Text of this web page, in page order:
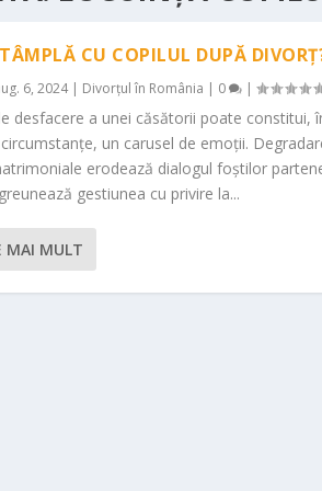
CU COPILUL DUPĂ
6, 2024| Divorțul în România | 0 |
desfacere a unei căsătorii poate constitui,
un carusel de emoții.
erodează dialogul foștilor
gestiunea cu privire la...
MAI MULT